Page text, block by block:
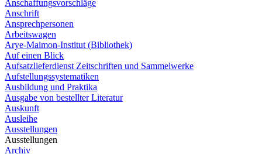
Anschaffungsvorschläge
Anschrift
Ansprechpersonen
Arbeitswagen
Arye-Maimon-Institut (Bibliothek)
Auf einen Blick
Aufsatzlieferdienst Zeitschriften und Sammelwerke
Aufstellungssystematiken
Ausbildung und Praktika
Ausgabe von bestellter Literatur
Auskunft
Ausleihe
Ausstellungen
Ausstellungen
Archiv